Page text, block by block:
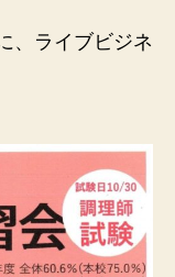
、ライブビジネ